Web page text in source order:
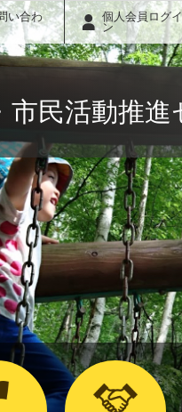
い合わ
個人会員ログ
ン
民活動推進